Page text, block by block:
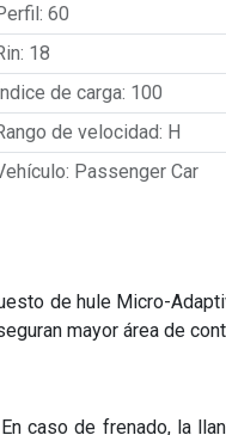
: 60
: 18
de carga: 100
de velocidad: H
: Passenger Car
de hule Micro-
mayor área de
caso de frenado, la